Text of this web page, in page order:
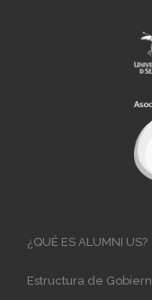
Main
¿QUÉ ES ALUMNI US?
Estructura de